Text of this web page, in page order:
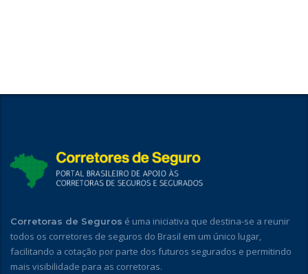
Corretoras de Seguros é uma iniciativa que destina-se a reunir
todos os corretores de seguros do Brasil em um único lugar,
facilitando a cotação por parte dos futuros segurados e permitindo
mais visibilidade para as corretoras.